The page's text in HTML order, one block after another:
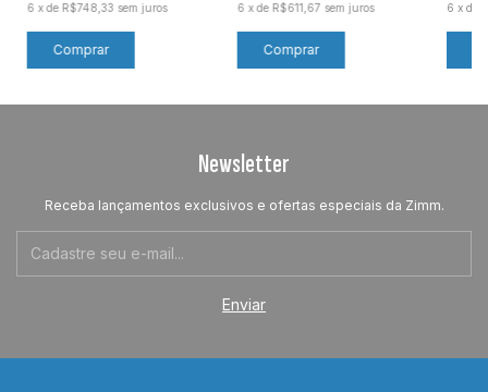
6 xde R$748,33 sem juros
Comprar
6 xde R$611,67 sem juros
Comprar
6 x de
Newsletter
Receba lançamentos exclusivos e ofertas especiais da Zimm.